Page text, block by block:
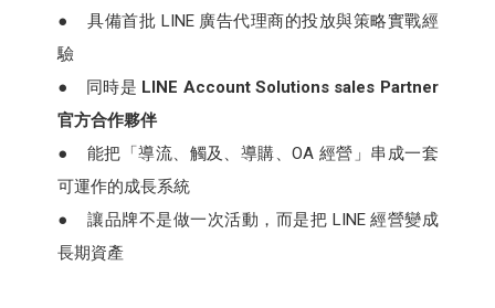
● 具備首批 LINE 廣告代理商的投放與策略實戰經
驗
● 同時是 LINE Account Solutions sales Partner
官方合作夥伴
● 能把「導流、觸及、導購、OA 經營」串成一套
可運作的成長系統
● 讓品牌不是做一次活動，而是把 LINE 經營變成
長期資產